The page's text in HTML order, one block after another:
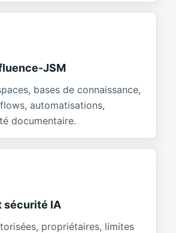
JSM
bases de connaissance,
automatisations,
documentaire.
sécurité IA
propriétaires, limites